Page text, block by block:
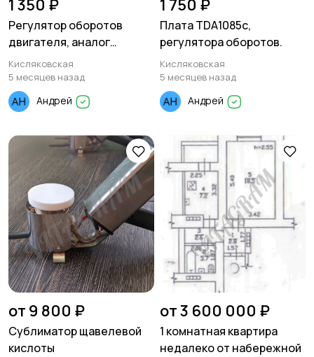
1 350 ₽
Регулятор оборотов
двигателя, аналог
TDA1085
Кисляковская
5 месяцев назад
Андрей
1 750 ₽
Плата TDA1085с,
регулятора оборотов.
Кисляковская
5 месяцев назад
Андрей
от 9 800 ₽
Сублиматор щавелевой
кислоты
от 3 600 000 ₽
1 комнатная квартира
недалеко от набережной